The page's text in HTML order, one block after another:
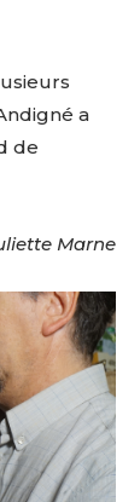
a
de
Marne